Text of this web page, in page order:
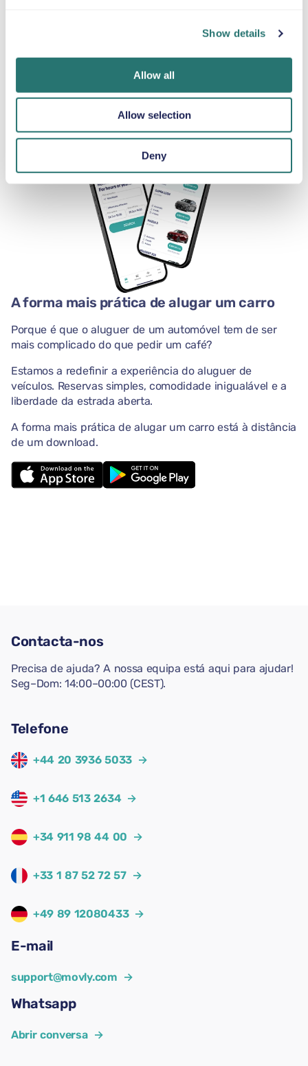
Show details
Allow all
Allow selection
Deny
com a app Movly.
online
Carregue os seus
através da app.
A forma mais prática de alugar um carro
Porque é que o aluguer de um automóvel tem de ser
mais complicado do que pedir um café?
Estamos a redefinir a experiência do aluguer de
veículos. Reservas simples, comodidade inigualável e a
liberdade da estrada aberta.
A forma mais prática de alugar um carro está à distância
de um download.
Contacta-nos
Precisa de ajuda? A nossa equipa está aqui para ajudar!
Seg–Dom: 14:00–00:00 (CEST).
Telefone
+44 20 3936 5033 →
+1 646 513 2634 →
+34 911 98 44 00 →
+33 1 87 52 72 57 →
+49 89 12080433 →
E-mail
support@movly.com →
Whatsapp
Abrir conversa →